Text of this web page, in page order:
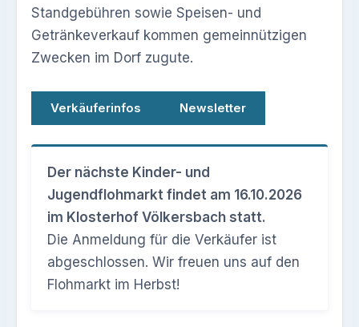
Standgebühren sowie Speisen- und
Getränkeverkauf kommen gemeinnützigen
Zwecken im Dorf zugute.
Verkäuferinfos Newsletter
Der nächste Kinder- und
Jugendflohmarkt findet am 16.10.2026
im Klosterhof Völkersbach statt.
Die Anmeldung für die Verkäufer ist
abgeschlossen. Wir freuen uns auf den
Flohmarkt im Herbst!